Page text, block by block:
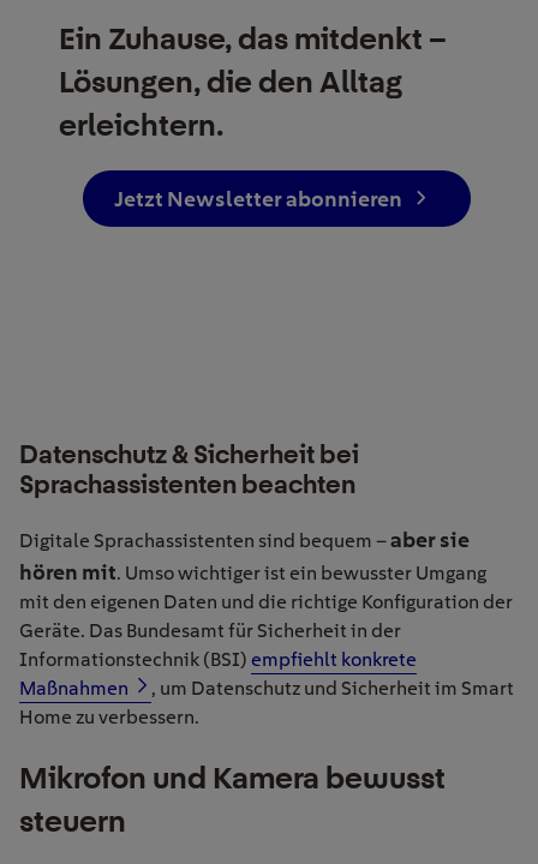
Ein Zuhause, das mitdenkt –
Lösungen, die den Alltag
erleichtern.
Jetzt Newsletter abonnieren
Datenschutz & Sicherheit bei
Sprachassistenten beachten
Digitale Sprachassistenten sind bequem –aber sie
hören mit. Umso wichtiger ist ein bewusster Umgang
mit den eigenen Daten und die richtige Konfiguration der
Geräte. Das Bundesamt für Sicherheit in der
Informationstechnik (BSI) empfiehlt konkrete
Maßnahmen
, um Datenschutz und Sicherheit im Smart
Home zu verbessern.
Mikrofon und Kamera bewusst
steuern